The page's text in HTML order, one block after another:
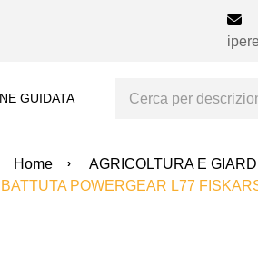
GUIDATA
Home
AGRICOLTURA E
POWERGEAR L77